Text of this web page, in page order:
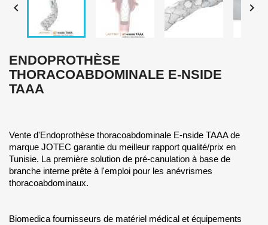
 
ENDOPROTHÈSE
THORACOABDOMINALE E-NSIDE
TAAA
Vente d'Endoprothèse thoracoabdominale E-nside TAAA de
marque JOTEC garantie du meilleur rapport qualité/prix en
Tunisie. La première solution de pré-canulation à base de
branche interne prête à l'emploi pour les anévrismes
thoracoabdominaux.
Biomedica fournisseurs de matériel médical et équipements